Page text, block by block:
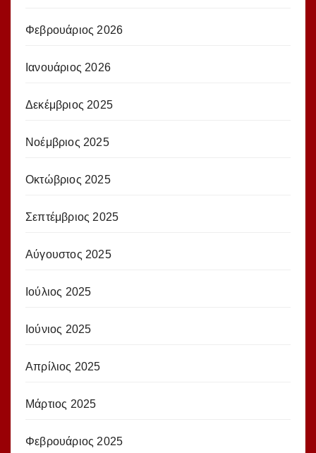
Φεβρουάριος 2026
Ιανουάριος 2026
Δεκέμβριος 2025
Νοέμβριος 2025
Οκτώβριος 2025
Σεπτέμβριος 2025
Αύγουστος 2025
Ιούλιος 2025
Ιούνιος 2025
Απρίλιος 2025
Μάρτιος 2025
Φεβρουάριος 2025